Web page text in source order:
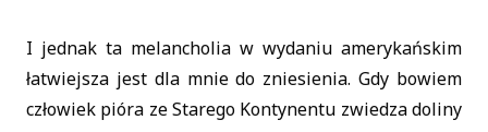
I jednak ta melancholia w wydaniu amerykańskim
łatwiejsza jest dla mnie do zniesienia. Gdy bowiem
człowiek pióra ze Starego Kontynentu zwiedza doliny